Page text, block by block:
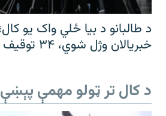
خبریالان وژل شوي، ۳۴ توقیف او ۱۳ وهل شوي
د کال تر ټولو مهمې پېښې